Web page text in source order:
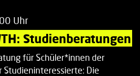
Uhr
Studienberatungen
für Schüler*innen der
Studieninteressierte: Die